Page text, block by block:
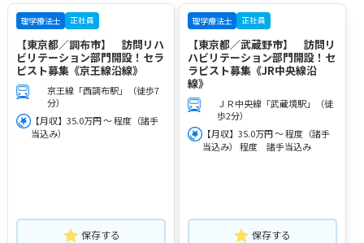
理学療法士 正社員
【東京都／調布市】 訪問リハ
ビリテーション部門開設！セラ
ピスト募集《京王線沿線》
京王線「西調布駅」（徒歩7
分）
【月収】35.0万円 ～ 程度（諸手
当込み）
保存する
理学療法士 正社員
【東京都／武蔵野市】 訪問リ
ハビリテーション部門開設！セ
ラピスト募集《JR中央線沿
線》
ＪＲ中央線「武蔵境駅」（徒
歩2分）
【月収】35.0万円 ～ 程度（諸手
当込み） 程度 諸手当込み
保存する